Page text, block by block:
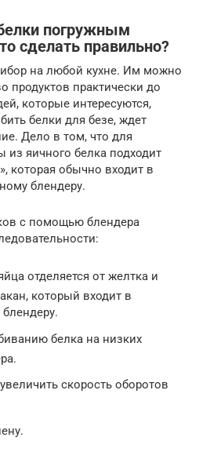
погружным
сделать правильно?
на любой кухне. Им можно
продуктов практически до
которые интересуются,
белки для безе, ждет
Дело в том, что для
яичного белка подходит
которая обычно входит в
блендеру.
с помощью блендера
отделяется от желтка и
который входит в
белка на низких
скорость оборотов